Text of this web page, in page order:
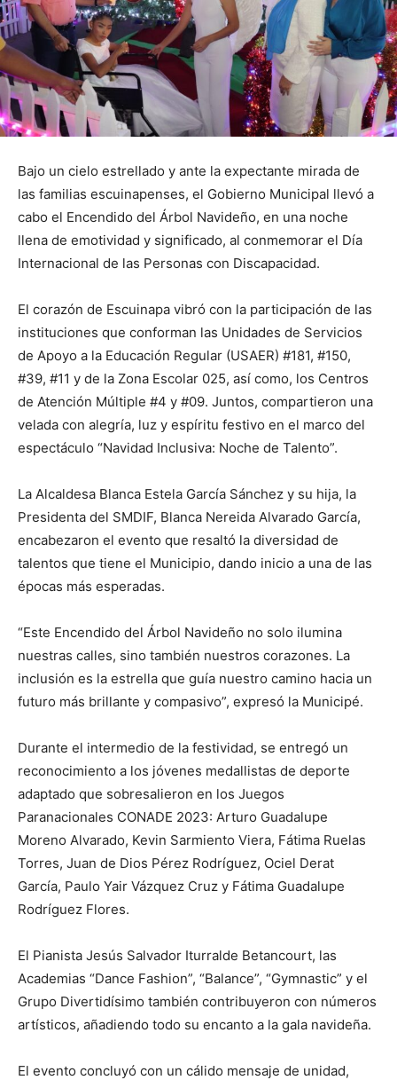
Bajo un cielo estrellado y ante la expectante mirada de
las familias escuinapenses, el Gobierno Municipal llevó a
cabo el Encendido del Árbol Navideño, en una noche
llena de emotividad y significado, al conmemorar el Día
Internacional de las Personas con Discapacidad.
El corazón de Escuinapa vibró con la participación de las
instituciones que conforman las Unidades de Servicios
de Apoyo a la Educación Regular (USAER) #181, #150,
#39, #11 y de la Zona Escolar 025, así como, los Centros
de Atención Múltiple #4 y #09. Juntos, compartieron una
velada con alegría, luz y espíritu festivo en el marco del
espectáculo “Navidad Inclusiva: Noche de Talento”.
La Alcaldesa Blanca Estela García Sánchez y su hija, la
Presidenta del SMDIF, Blanca Nereida Alvarado García,
encabezaron el evento que resaltó la diversidad de
talentos que tiene el Municipio, dando inicio a una de las
épocas más esperadas.
“Este Encendido del Árbol Navideño no solo ilumina
nuestras calles, sino también nuestros corazones. La
inclusión es la estrella que guía nuestro camino hacia un
futuro más brillante y compasivo”, expresó la Municipé.
Durante el intermedio de la festividad, se entregó un
reconocimiento a los jóvenes medallistas de deporte
adaptado que sobresalieron en los Juegos
Paranacionales CONADE 2023: Arturo Guadalupe
Moreno Alvarado, Kevin Sarmiento Viera, Fátima Ruelas
Torres, Juan de Dios Pérez Rodríguez, Ociel Derat
García, Paulo Yair Vázquez Cruz y Fátima Guadalupe
Rodríguez Flores.
El Pianista Jesús Salvador Iturralde Betancourt, las
Academias “Dance Fashion”, “Balance”, “Gymnastic” y el
Grupo Divertidísimo también contribuyeron con números
artísticos, añadiendo todo su encanto a la gala navideña.
El evento concluyó con un cálido mensaje de unidad,